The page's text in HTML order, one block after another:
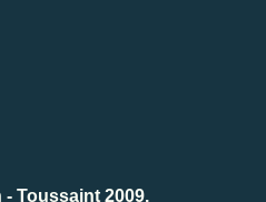
Toussaint 2009.